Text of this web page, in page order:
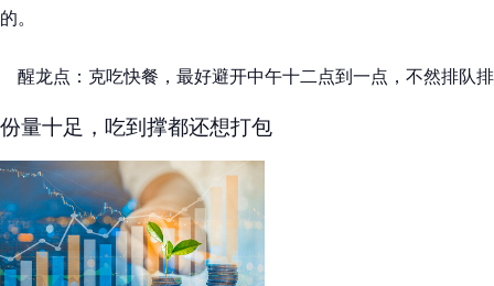
的。
醒龙点：克吃快餐，最好避开中午十二点到一点，不然排队
份量十足，吃到撑都还想打包